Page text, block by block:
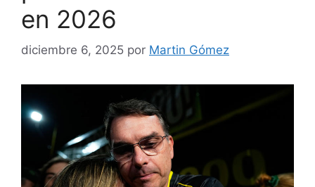
en 2026
diciembre 6, 2025 por Martin Gómez